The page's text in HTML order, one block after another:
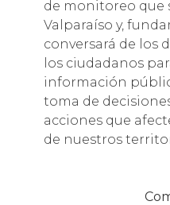
de monitoreo que
Valparaíso y,
conversará de los
los ciudadanos
información
toma de
acciones que
de nuestros